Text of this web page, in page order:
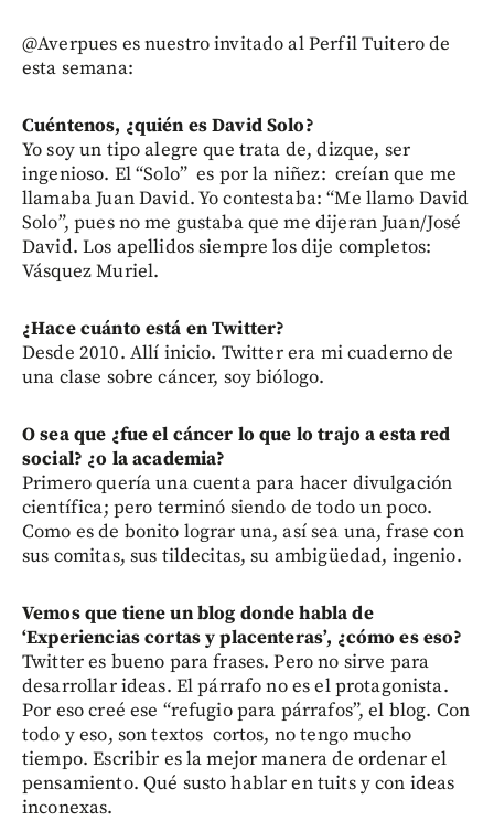
@Averpues es nuestro invitado al Perfil Tuitero de
esta semana:
Cuéntenos, ¿quién es David Solo?
Yo soy un tipo alegre que trata de, dizque, ser
ingenioso. El “Solo” es por la niñez: creían que me
llamaba Juan David. Yo contestaba: “Me llamo David
Solo”, pues no me gustaba que me dijeran Juan/José
David. Los apellidos siempre los dije completos:
Vásquez Muriel.
¿Hace cuánto está en Twitter?
Desde 2010. Allí inicio. Twitter era mi cuaderno de
una clase sobre cáncer, soy biólogo.
O sea que ¿fue el cáncer lo que lo trajo a esta red
social? ¿o la academia?
Primero quería una cuenta para hacer divulgación
científica; pero terminó siendo de todo un poco.
Como es de bonito lograr una, así sea una, frase con
sus comitas, sus tildecitas, su ambigüedad, ingenio.
Vemos que tiene un blog donde habla de
‘Experiencias cortas y placenteras’, ¿cómo es eso?
Twitter es bueno para frases. Pero no sirve para
desarrollar ideas. El párrafo no es el protagonista.
Por eso creé ese “refugio para párrafos”, el blog. Con
todo y eso, son textos cortos, no tengo mucho
tiempo. Escribir es la mejor manera de ordenar el
pensamiento. Qué susto hablar en tuits y con ideas
inconexas.